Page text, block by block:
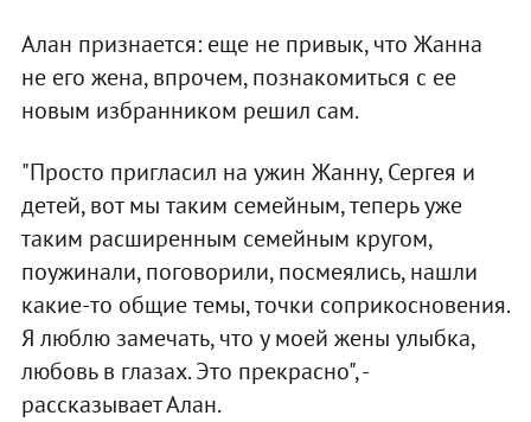
Алан признается: еще не привык, что Жанна
не его жена, впрочем, познакомиться с ее
новым избранником решил сам.
"Просто пригласил на ужин Жанну, Сергея и
детей, вот мы таким семейным, теперь уже
таким расширенным семейным кругом,
поужинали, поговорили, посмеялись, нашли
какие-то общие темы, точки соприкосновения.
Я люблю замечать, что у моей жены улыбка,
любовь в глазах. Это прекрасно", -
рассказывает Алан.